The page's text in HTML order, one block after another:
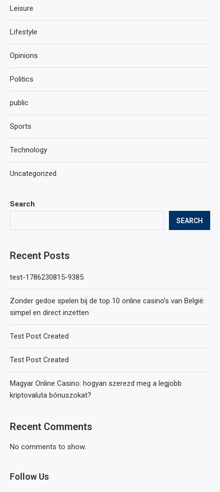
Search
SEARCH
Recent Posts
test-1786230815-9385
Zonder gedoe spelen bij de top 10 online casino’s van België:
simpel en direct inzetten
Test Post Created
Test Post Created
Magyar Online Casino: hogyan szerezd meg a legjobb
kriptovaluta bónuszokat?
Recent Comments
No comments to show.
Follow Us
Leisure
Lifestyle
Opinions
Politics
public
Sports
Technology
Uncategorized